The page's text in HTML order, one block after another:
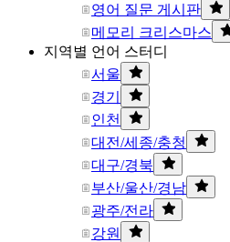
영어 질문 게시판
메모리 크리스마스
지역별 언어 스터디
서울
경기
인천
대전/세종/충청
대구/경북
부산/울산/경남
광주/전라
강원